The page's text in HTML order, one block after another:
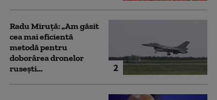
2
Radu Miruță: „Am găsit
cea mai eficientă
metodă pentru
doborârea dronelor
rusești...